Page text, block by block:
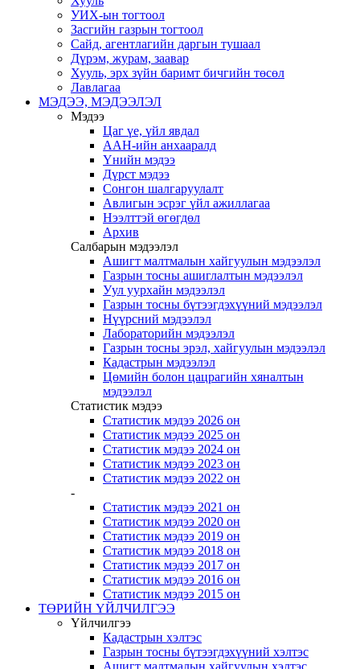
УИХ-ын тогтоол
Засгийн газрын тогтоол
Сайд, агентлагийн даргын тушаал
Дүрэм, журам, заавар
Хууль, эрх зүйн баримт бичгийн төсөл
Лавлагаа
МЭДЭЭ, МЭДЭЭЛЭЛ
Мэдээ
Цаг үе, үйл явдал
ААН-ийн анхааралд
Үнийн мэдээ
Дүрст мэдээ
Сонгон шалгаруулалт
Авлигын эсрэг үйл ажиллагаа
Нээлттэй өгөгдөл
Архив
Салбарын мэдээлэл
Ашигт малтмалын хайгуулын мэдээлэл
Газрын тосны ашиглалтын мэдээлэл
Уул уурхайн мэдээлэл
Газрын тосны бүтээгдэхүүний мэдээлэл
Нүүрсний мэдээлэл
Лабораторийн мэдээлэл
Газрын тосны эрэл, хайгуулын мэдээлэл
Кадастрын мэдээлэл
Цөмийн болон цацрагийн хяналтын
мэдээлэл
Статистик мэдээ
Статистик мэдээ 2026 он
Статистик мэдээ 2025 он
Статистик мэдээ 2024 он
Статистик мэдээ 2023 он
Статистик мэдээ 2022 он
-
Статистик мэдээ 2021 он
Статистик мэдээ 2020 он
Статистик мэдээ 2019 он
Статистик мэдээ 2018 он
Статистик мэдээ 2017 он
Статистик мэдээ 2016 он
Статистик мэдээ 2015 он
ТӨРИЙН ҮЙЛЧИЛГЭЭ
Үйлчилгээ
Кадастрын хэлтэс
Газрын тосны бүтээгдэхүүний хэлтэс
Ашигт малтмалын хайгуулын хэлтэс